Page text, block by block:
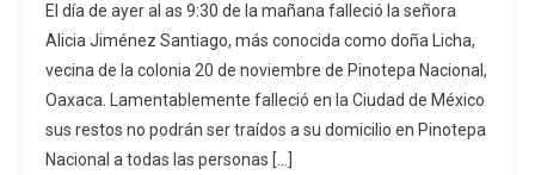
Jiménez
Santiago
El día de ayer al as 9:30 de la mañana falleció la señora
Alicia Jiménez Santiago, más conocida como doña Licha,
vecina de la colonia 20 de noviembre de Pinotepa Nacional,
Oaxaca. Lamentablemente falleció en la Ciudad de México
sus restos no podrán ser traídos a su domicilio en Pinotepa
Nacional a todas las personas […]